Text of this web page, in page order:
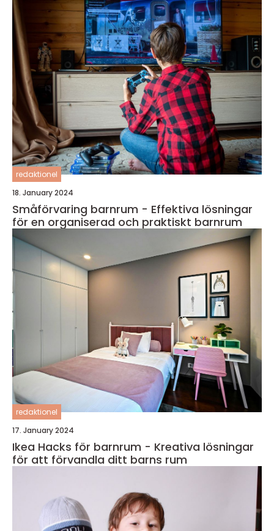
redaktionel
18. January 2024
Småförvaring barnrum - Effektiva lösningar
för en organiserad och praktiskt barnrum
redaktionel
17. January 2024
Ikea Hacks för barnrum - Kreativa lösningar
för att förvandla ditt barns rum